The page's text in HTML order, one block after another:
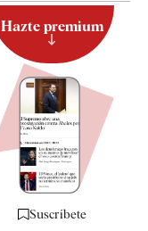
Hazte premium
Suscríbete